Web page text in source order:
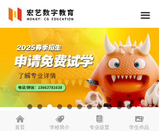
낀
首页
뀄
学校简介
뀴
专业设置
끡
学生作品
끀